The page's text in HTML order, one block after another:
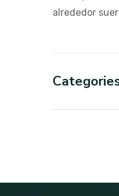
alrededor